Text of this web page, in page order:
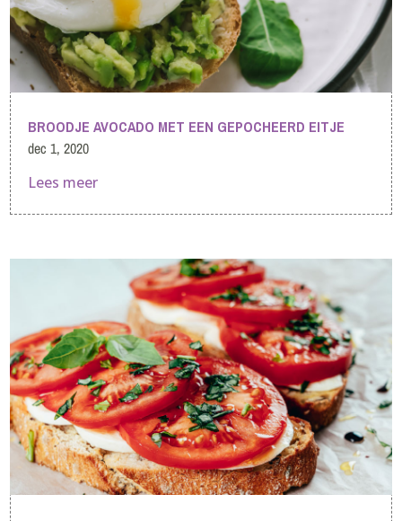
BROODJE AVOCADO MET EEN GEPOCHEERD EITJE
dec 1, 2020
Lees meer